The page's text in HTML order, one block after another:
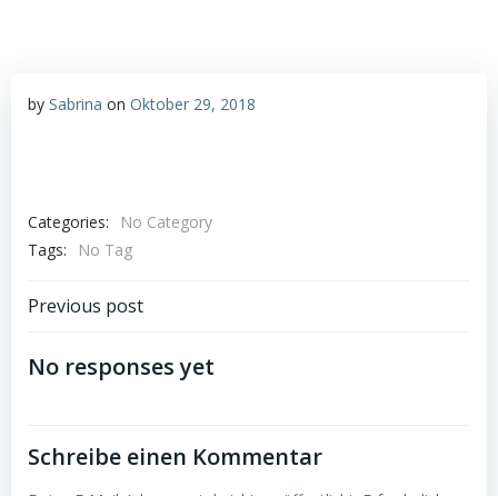
by Sabrina on Oktober 29, 2018
Categories:
No Category
Tags:
No Tag
Post
navigation
Previous post
No responses yet
Schreibe einen Kommentar